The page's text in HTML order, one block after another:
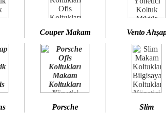
Couper Makam Vento
Porsche Slim